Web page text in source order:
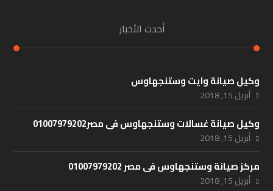
أحدث الأخبار
وكيل صيانة وايت وستنجهاوس
أبريل 15, 2018
وكيل صيانة غسالات وستنجهاوس فى مصر01007979202
أبريل 15, 2018
مركز صيانة وستنجهاوس فى مصر 01007979202
أبريل 15, 2018